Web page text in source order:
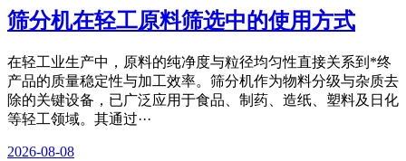
筛分机在轻工原料筛选中的使用方式
在轻工业生产中，原料的纯净度与粒径均匀性直接关系到*终
产品的质量稳定性与加工效率。筛分机作为物料分级与杂质去
除的关键设备，已广泛应用于食品、制药、造纸、塑料及日化
等轻工领域。其通过···
2026-08-08